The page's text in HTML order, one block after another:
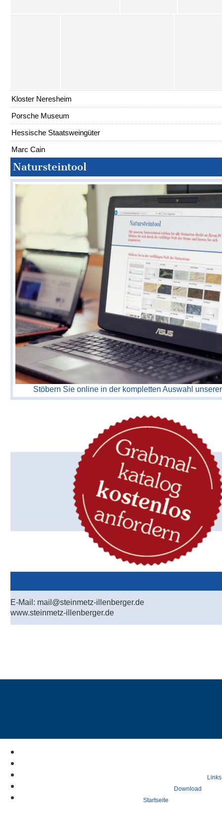
Kloster Neresheim
Porsche Museum
Hessische Staatsweingüter
Marc Cain
Natursteintool
Stöbern Sie online in der kompletten Auswahl
E-Mail: mail@steinmetz-illenberger.de
www.steinmetz-illenberger.de
Links
Download
Startseite